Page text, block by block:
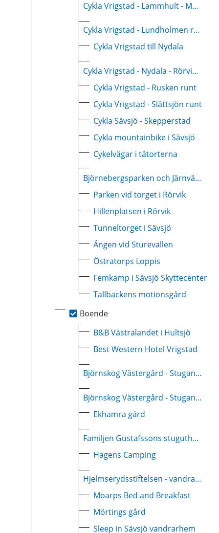
Cykla Vrigstad - Lammhult - Möcklehult - Nydala
Cykla Vrigstad - Lundholmen runt
Cykla Vrigstad till Nydala
Cykla Vrigstad - Nydala - Rörvik-Stockaryd
Cykla Vrigstad - Rusken runt
Cykla Vrigstad - Slättsjön runt
Cykla Sävsjö - Skepperstad
Cykla mountainbike i Sävsjö
Cykelvägar i tätorterna
Björnebergsparken och Järnvägsparken i Stockaryd
Parken vid torget i Rörvik
Hillenplatsen i Rörvik
Tunneltorget i Sävsjö
Ängen vid Sturevallen
Östratorps Loppis
Femkamp i Sävsjö Skyttecenter
Tallbackens motionsgård
Boende
B&B Västralandet i Hultsjö
Best Western Hotel Vrigstad
Björnskog Västergård - Stugan Gudrun
Björnskog Västergård - Stugan Harabygget
Ekhamra gård
Familjen Gustafssons stuguthyrning
Hagens Camping
Hjelmserydsstiftelsen - vandrarhem och grupplogi
Moarps Bed and Breakfast
Mörtings gård
Sleep in Sävsjö vandrarhem